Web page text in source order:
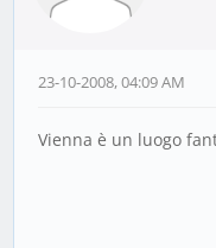
23-10-2008, 04:09 AM
Vienna è un luogo